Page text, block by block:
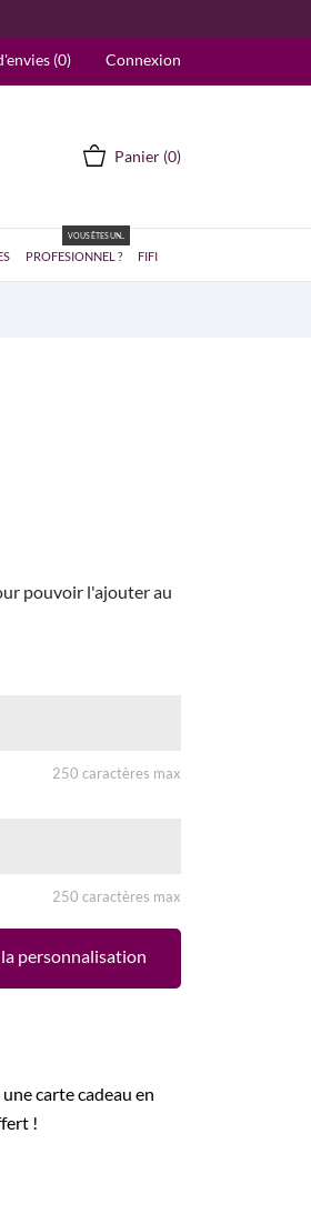
(0) Connexion
Panier (0)
PROFESIONNEL ?
VOUS ÊTES UN...
FIFI
pouvoir l'ajouter au
250 caractères max
250 caractères max
personnalisation
carte cadeau en
!